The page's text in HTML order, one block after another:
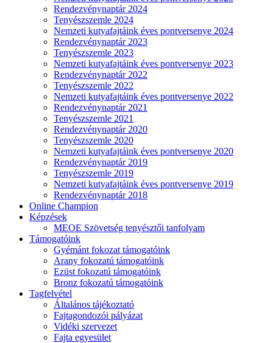
Rendezvénynaptár 2024
Tenyészszemle 2024
Nemzeti kutyafajtáink éves pontversenye 2024
Rendezvénynaptár 2023
Tenyészszemle 2023
Nemzeti kutyafajtáink éves pontversenye 2023
Rendezvénynaptár 2022
Tenyészszemle 2022
Nemzeti kutyafajtáink éves pontversenye 2022
Rendezvénynaptár 2021
Tenyészszemle 2021
Rendezvénynaptár 2020
Tenyészszemle 2020
Nemzeti kutyafajtáink éves pontversenye 2020
Rendezvénynaptár 2019
Tenyészszemle 2019
Nemzeti kutyafajtáink éves pontversenye 2019
Rendezvénynaptár 2018
Online Champion
Képzések
MEOE Szövetség tenyésztői tanfolyam
Támogatóink
Gyémánt fokozat támogatóink
Arany fokozatú támogatóink
Ezüst fokozatú támogatóink
Bronz fokozatú támogatóink
Tagfelvétel
Általános tájékoztató
Fajtagondozói pályázat
Vidéki szervezet
Fajta egyesület